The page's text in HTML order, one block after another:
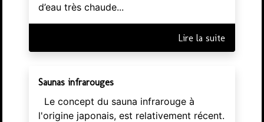
d’eau très chaude...
Lire la suite
Saunas infrarouges
Le concept du sauna infrarouge à
l'origine japonais, est relativement récent.